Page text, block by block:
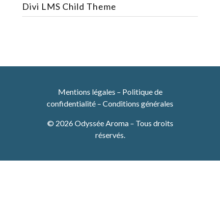
Divi LMS Child Theme
Mentions légales – Politique de
confidentialité – Conditions générales
© 2026 Odyssée Aroma – Tous droits
réservés.